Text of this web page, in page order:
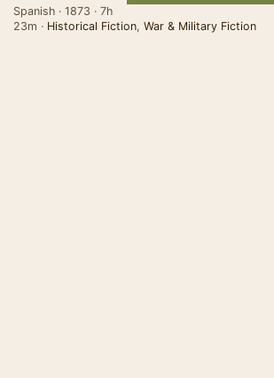
Spanish · 1873 · 7h
23m · Historical Fiction, War & Military Fiction